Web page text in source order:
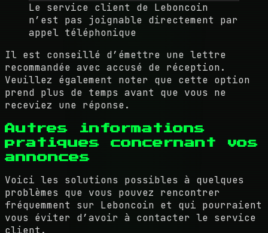
Le service client de Leboncoin
n’est pas joignable directement par
appel téléphonique
Il est conseillé d’émettre une lettre
recommandée avec accusé de réception.
Veuillez également noter que cette option
prend plus de temps avant que vous ne
receviez une réponse.
Autres informations
pratiques concernant vos
annonces
Voici les solutions possibles à quelques
problèmes que vous pouvez rencontrer
fréquemment sur Leboncoin et qui pourraient
vous éviter d’avoir à contacter le service
client.